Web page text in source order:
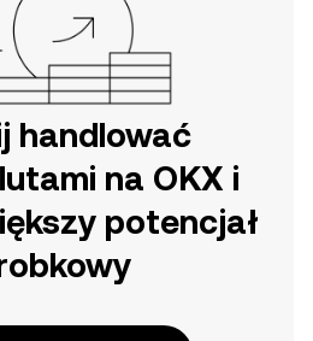
handlować
na OKX i
potencjał